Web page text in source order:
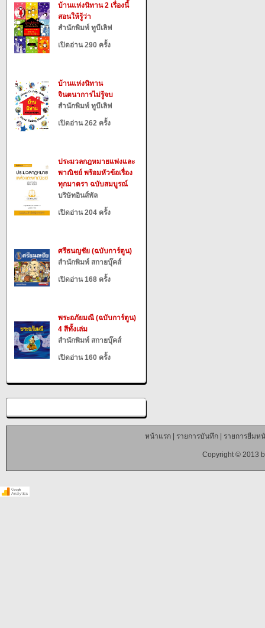
บ้านแห่งนิทาน 2 เรื่องนี้
สอนให้รู้ว่า
สำนักพิมพ์ ทูบีเลิฟ
เปิดอ่าน 290 ครั้ง
บ้านแห่งนิทาน
จินตนาการไม่รู้จบ
สำนักพิมพ์ ทูบีเลิฟ
เปิดอ่าน 262 ครั้ง
ประมวลกฎหมายแพ่งและ
พาณิชย์ พร้อมหัวข้อเรื่อง
ทุกมาตรา ฉบับสมบูรณ์
บริษัทอินส์พัล
เปิดอ่าน 204 ครั้ง
ศรีธนญชัย (ฉบับการ์ตูน)
สำนักพิมพ์ สกายบุ๊คส์
เปิดอ่าน 168 ครั้ง
พระอภัยมณี (ฉบับการ์ตูน)
4 สีทั้งเล่ม
สำนักพิมพ์ สกายบุ๊คส์
เปิดอ่าน 160 ครั้ง
หน้าแรก| รายการบันทึก| รายการยืมห
Copyright © 2013